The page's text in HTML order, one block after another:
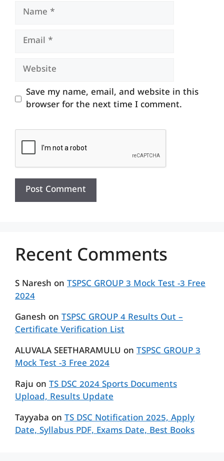
Name
Email
Website
Save my name, email, and website in this
browser for the next time I comment.
Recent Comments
S Naresh on TSPSC GROUP 3 Mock Test -3 Free
2024
Ganesh on TSPSC GROUP 4 Results Out –
Certificate Verification List
ALUVALA SEETHARAMULU on TSPSC GROUP 3
Mock Test -3 Free 2024
Raju on TS DSC 2024 Sports Documents
Upload, Results Update
Tayyaba on TS DSC Notification 2025, Apply
Date, Syllabus PDF, Exams Date, Best Books